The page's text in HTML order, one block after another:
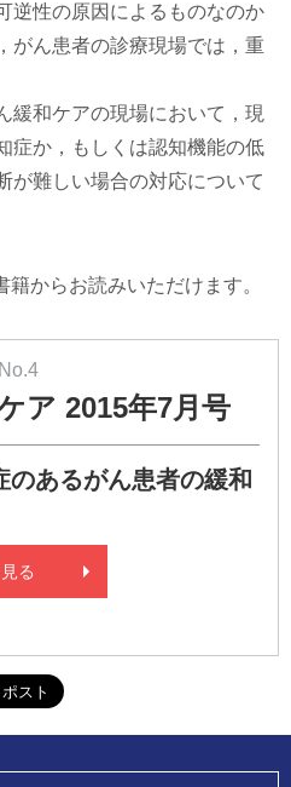
逆性の原因によるものなのか
がん患者の診療現場では，重
和ケアの現場において，現
症か，もしくは認知機能の低
が難しい場合の対応について
からお読みいただけます。
ア 2015年7月号
のあるがん患者の緩和
る